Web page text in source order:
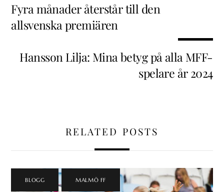
Fyra månader återstår till den
allsvenska premiären
Hansson Lilja: Mina betyg på alla MFF-
spelare år 2024
RELATED POSTS
BLOGG MALMÖ FF